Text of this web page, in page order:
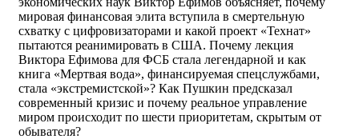
мировая финансовая элита вступила в смертельную
схватку с цифровизаторами и какой проект «Технат»
пытаются реанимировать в США. Почему лекция
Виктора Ефимова для ФСБ стала легендарной и как
книга «Мертвая вода», финансируемая спецслужбами,
стала «экстремистской»? Как Пушкин предсказал
современный кризис и почему реальное управление
миром происходит по шести приоритетам, скрытым от
обывателя?